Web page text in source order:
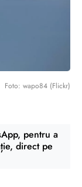
Foto: wapo84 (Flickr)
pentru a
direct pe